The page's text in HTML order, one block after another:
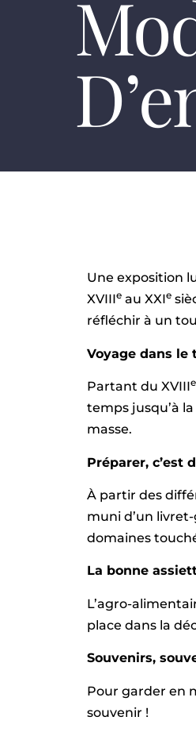
Une exposition
XVIIIe au XXIe
réfléchir à un
Voyage dans le
Partant du XVIIIe
temps jusqu’à
masse.
Préparer, c’est
À partir des
muni d’un
domaines
La bonne
L’agro-
place dans la
Souvenirs,
Pour garder en
souvenir !